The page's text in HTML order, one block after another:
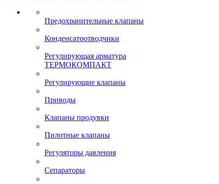
Предохранительные клапаны
Конденсатоотводчики
Регулирующая арматура
ТЕРМОКОМПАКТ
Регулирующие клапаны
Приводы
Клапаны продувки
Пилотные клапаны
Регуляторы давления
Сепараторы